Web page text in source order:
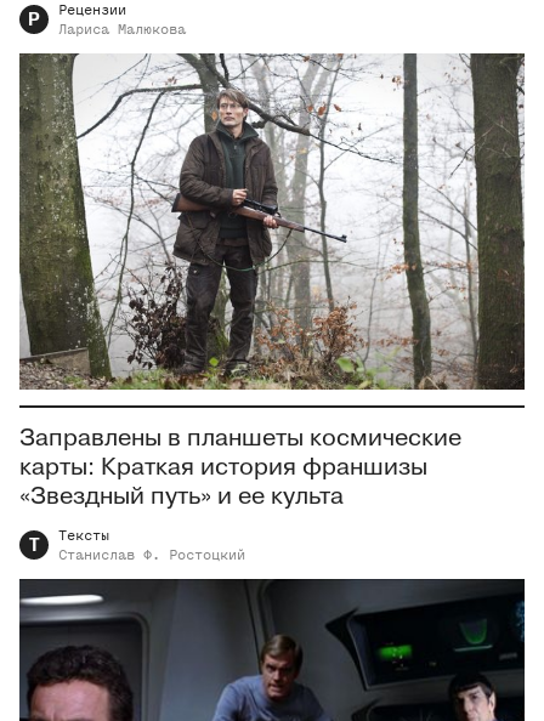
Р
Рецензии
Лариса Малюкова
Заправлены в планшеты космические
карты: Краткая история франшизы
«Звездный путь» и ее культа
Т
Тексты
Станислав Ф.
Ростоцкий